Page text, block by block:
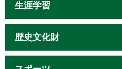
生涯学習
歴史文化財